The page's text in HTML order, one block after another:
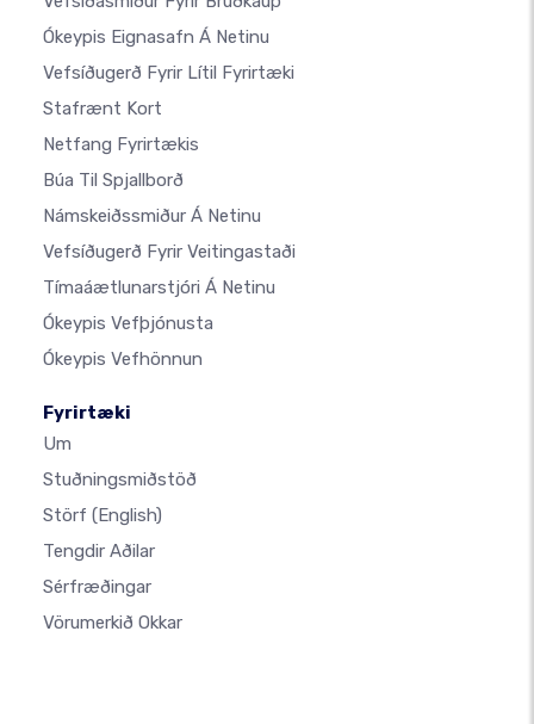
Ókeypis Eignasafn Á Netinu
Vefsíðugerð Fyrir Lítil Fyrirtæki
Stafrænt Kort
Netfang Fyrirtækis
Búa Til Spjallborð
Námskeiðssmiður Á Netinu
Vefsíðugerð Fyrir Veitingastaði
Tímaáætlunarstjóri Á Netinu
Ókeypis Vefþjónusta
Ókeypis Vefhönnun
Fyrirtæki
Um
Stuðningsmiðstöð
Störf (English)
Tengdir Aðilar
Sérfræðingar
Vörumerkið Okkar